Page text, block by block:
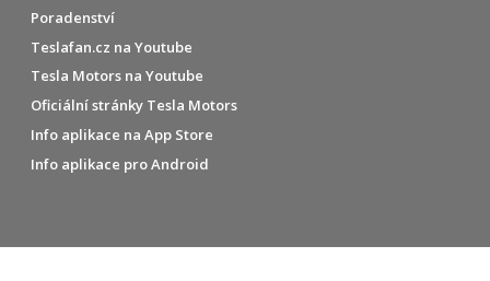
Poradenství
Teslafan.cz na Youtube
Tesla Motors na Youtube
Oficiální stránky Tesla Motors
Info aplikace na App Store
Info aplikace pro Android